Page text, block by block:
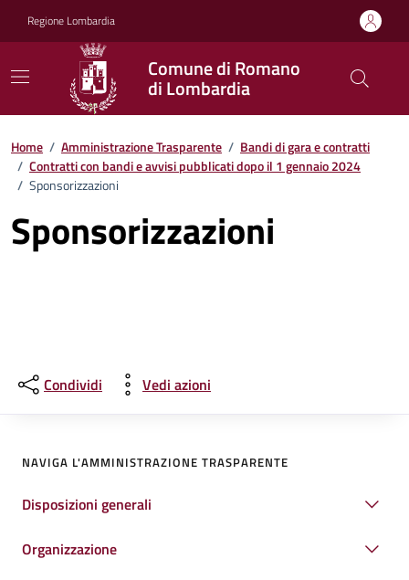
Regione Lombardia
Comune di Romano
di Lombardia
Home / Amministrazione Trasparente / Bandi di gara e contratti
/ Contratti con bandi e avvisi pubblicati dopo il 1 gennaio 2024
/ Sponsorizzazioni
Sponsorizzazioni
Condividi Vedi azioni
NAVIGA L'AMMINISTRAZIONE TRASPARENTE
Disposizioni generali
Organizzazione